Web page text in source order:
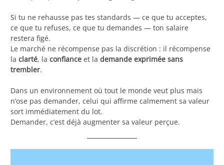
Si tu ne rehausse pas tes standards — ce que tu acceptes,
ce que tu refuses, ce que tu demandes — ton salaire
restera figé.
Le marché ne récompense pas la discrétion : il récompense
la clarté, la confiance et la demande exprimée sans
trembler.
Dans un environnement où tout le monde veut plus mais
n’ose pas demander, celui qui affirme calmement sa valeur
sort immédiatement du lot.
Demander, c’est déjà augmenter sa valeur perçue.